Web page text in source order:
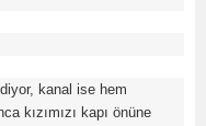
kanal ise hem
kızımızı kapı önüne